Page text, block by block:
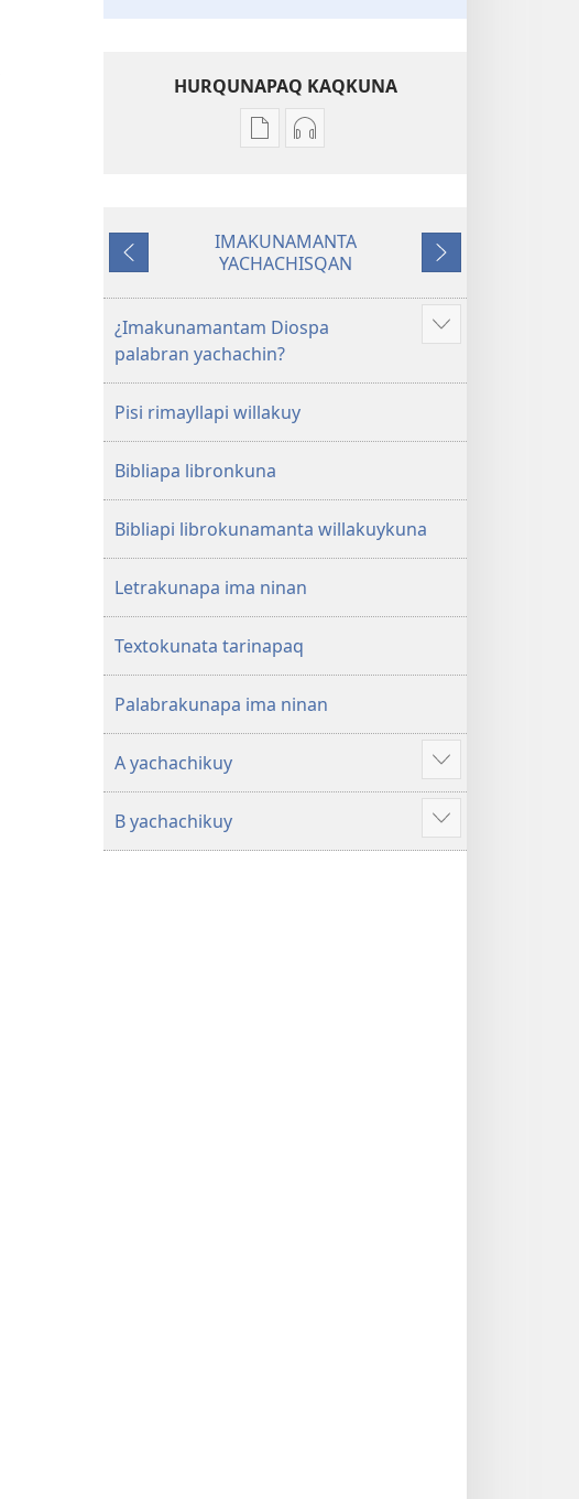
HURQUNAPAQ KAQKUNA
Qillqakunata
pachapi
kawsaqkunapaq
biblia
Uyarinapaq
allpa
pachapi
kawsaqkunapaq
biblia
Ñawpaq
kaq
IMAKUNAMANTA
YACHACHISQAN
Qatiqnin
¿Imakunamantam Diospa
palabran yachachin?
Mas
munani
Pisi rimayllapi willakuy
Bibliapa libronkuna
Bibliapi librokunamanta willakuykuna
Letrakunapa ima ninan
Textokunata tarinapaq
Palabrakunapa ima ninan
A yachachikuy
Mas
qawaytam
munani
B yachachikuy
Mas
qawaytam